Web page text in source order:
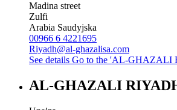
Madina street
Zulfi
Arabia Saudyjska
00966 6 4221695
Riyadh@al-ghazalisa.com
See details Go to the 'AL-GHAZALI
AL-GHAZALI